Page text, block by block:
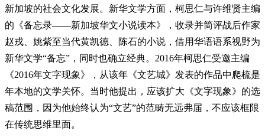
新加坡的社会文化发展。新华文学方面，柯思仁与许维贤主编
的《备忘录——新加坡华文小说读本》，收录并简评战后作家
赵戎、姚紫至当代黄凯德、陈石的小说，借用华语语系视野为
新华文学“备忘”，同时也确立经典。2016年柯思仁受邀主编
《2016年文字现象》，从该年《文艺城》发表的作品中爬梳是
年本地的文学关怀。当时他提出，应该扩大《文字现象》的选
稿范围，因为他始终认为“文艺”的范畴无远弗届，不应该框限
在传统思维里面。